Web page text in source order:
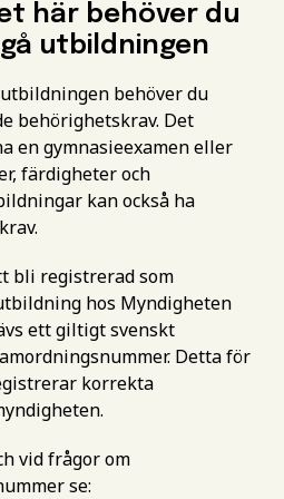
här behöver du
utbildningen
behöver du
behörighetskrav. Det
en gymnasieexamen eller
färdigheter och
kan också ha
bli registrerad som
hos Myndigheten
ett giltigt svenskt
Detta för
korrekta
vid frågor om
se: